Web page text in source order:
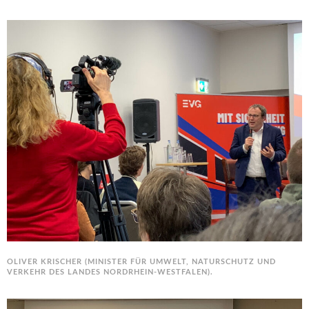
OLIVER KRISCHER (MINISTER FÜR UMWELT, NATURSCHUTZ UND
VERKEHR DES LANDES NORDRHEIN-WESTFALEN).